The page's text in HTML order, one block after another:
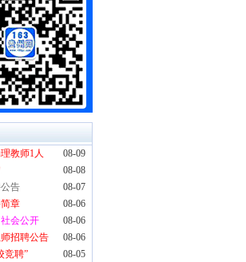
教师1人
08-09
08-08
告
08-07
章
08-06
会公开
08-06
招聘公告
08-06
竞聘”
08-05